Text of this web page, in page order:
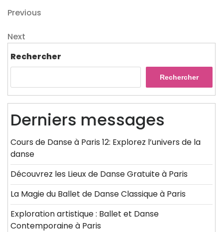
Navigation
de
l’article
Previous
Previous
Next
Next
Rechercher
Rechercher
Derniers messages
Cours de Danse à Paris 12: Explorez l’univers de la
danse
Découvrez les Lieux de Danse Gratuite à Paris
La Magie du Ballet de Danse Classique à Paris
Exploration artistique : Ballet et Danse
Contemporaine à Paris